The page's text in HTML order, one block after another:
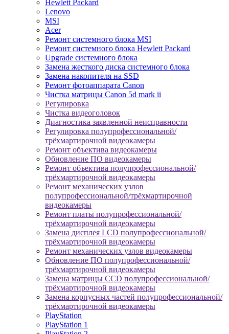
Hewlett Packard
Lenovo
MSI
Acer
Ремонт системного блока MSI
Ремонт системного блока Hewlett Packard
Upgrade системного блока
Замена жесткого диска системного блока
Замена накопителя на SSD
Ремонт фотоаппарата Canon
Чистка матрицы Canon 5d mark ii
Регулировка
Чистка видеоголовок
Диагностика заявленной неисправности
Регулировка полупрофессиональной/
трёхмартирочной видеокамеры
Ремонт объектива видеокамеры
Обновление ПО видеокамеры
Ремонт объектива полупрофессиональной/
трёхмартирочной видеокамеры
Ремонт механических узлов
полупрофессиональной/трёхмартирочной
видеокамеры
Ремонт платы полупрофессиональной/
трёхмартирочной видеокамеры
Замена дисплея LCD полупрофессиональной/
трёхмартирочной видеокамеры
Ремонт механических узлов видеокамеры
Обновление ПО полупрофессиональной/
трёхмартирочной видеокамеры
Замена матрицы CCD полупрофессиональной/
трёхмартирочной видеокамеры
Замена корпусных частей полупрофессиональной/
трёхмартирочной видеокамеры
PlayStation
PlayStation 1